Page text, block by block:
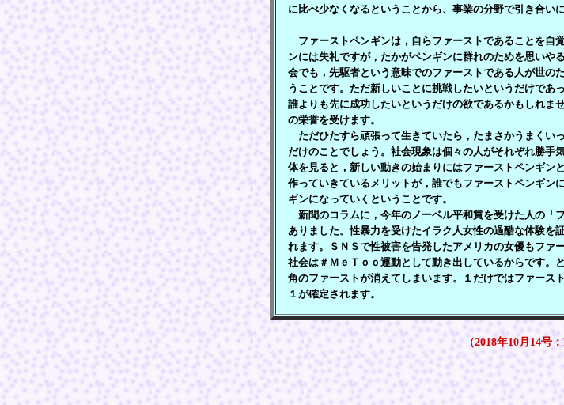
に比べ少なくなるということから、事業の分野で引き合い
ファーストペンギンは，自らファーストであることを自
ンには失礼ですが，たかがペンギンに群れのためを思いや
会でも，先駆者という意味でのファーストである人が世の
うことです。ただ新しいことに挑戦したいというだけであ
誰よりも先に成功したいというだけの欲であるかもしれま
の栄誉を受けます。
ただひたすら頑張って生きていたら，たまさかうまくい
だけのことでしょう。社会現象は個々の人がそれぞれ勝手
体を見ると，新しい動きの始まりにはファーストペンギン
作っていきているメリットが，誰でもファーストペンギン
ギンになっていくということです。
新聞のコラムに，今年のノーベル平和賞を受けた人の「
ありました。性暴力を受けたイラク人女性の過酷な体験を
れます。ＳＮＳで性被害を告発したアメリカの女優もファ
社会は＃ＭｅＴｏｏ運動として動き出しているからです。
角のファーストが消えてしまいます。１だけではファース
１が確定されます。
（2018年10月14号